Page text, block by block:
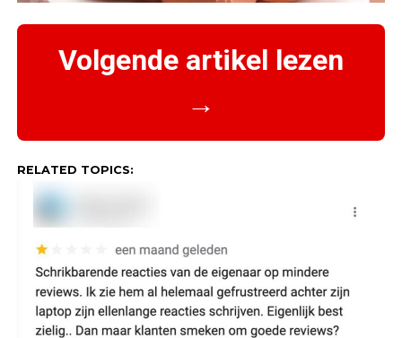
Volgende artikel lezen
→
RELATED TOPICS: